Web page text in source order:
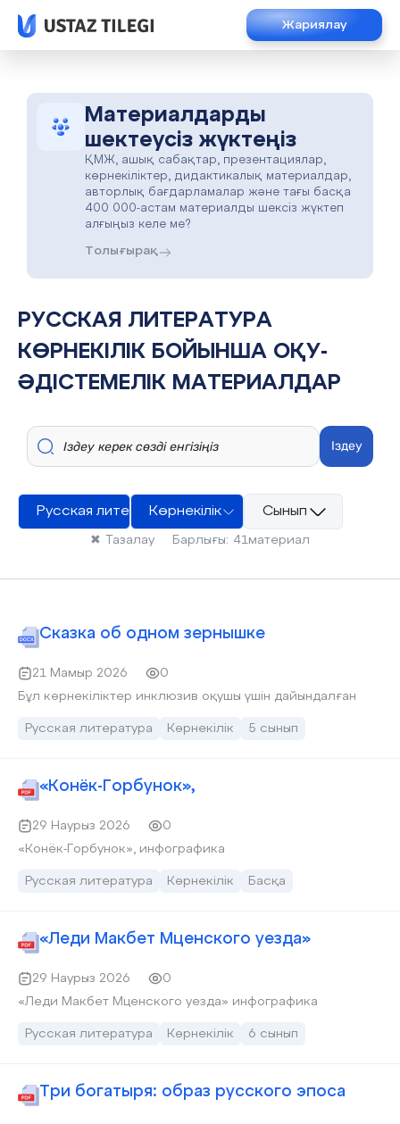
Жариялау
Материалдарды
шектеусіз жүктеңіз
ҚМЖ, ашық сабақтар, презентациялар,
көрнекіліктер, дидактикалық материалдар,
авторлық бағдарламалар және тағы басқа
400 000-астам материалды шексіз жүктеп
алғыңыз келе ме?
Толығырақ
РУССКАЯ ЛИТЕРАТУРА
КӨРНЕКІЛІК БОЙЫНША ОҚУ-
ӘДІСТЕМЕЛІК МАТЕРИАЛДАР
Іздеу
Русская литератураКөрнекілік Сынып
✖ Тазалау Барлығы: 41материал
Сказка об одном зернышке
21 Мамыр 2026
0
Бұл көрнекіліктер инклюзив оқушы үшін дайындалған
Русская литература Көрнекілік 5 сынып
«Конёк-Горбунок»,
29 Наурыз 2026
0
«Конёк-Горбунок», инфографика
Русская литература Көрнекілік Басқа
«Леди Макбет Мценского уезда»
29 Наурыз 2026
0
«Леди Макбет Мценского уезда» инфографика
Русская литература Көрнекілік 6 сынып
Три богатыря: образ русского эпоса